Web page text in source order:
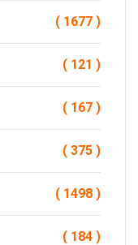
( 1677 )
( 121 )
( 167 )
( 375 )
( 1498 )
( 184 )